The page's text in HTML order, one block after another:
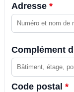
Adresse *
Complément
Code postal *